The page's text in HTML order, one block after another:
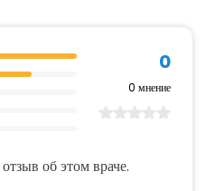
0
0 мнение
об этом враче.